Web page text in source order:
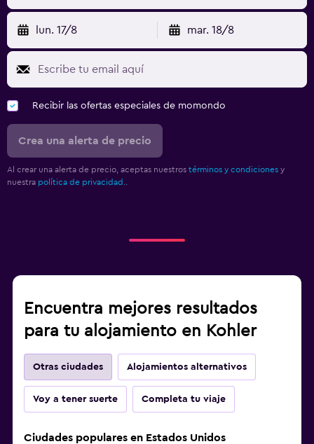
lun. 17/8 mar. 18/8
Recibir las ofertas especiales de momondo
Crea una alerta de precio
Al crear una alerta de precio, aceptas nuestros términos y condiciones y
nuestra política de privacidad.
Encuentra mejores resultados
para tu alojamiento en Kohler
Otras ciudades Alojamientos alternativos
Voy a tener suerte Completa tu viaje
Ciudades populares en Estados Unidos